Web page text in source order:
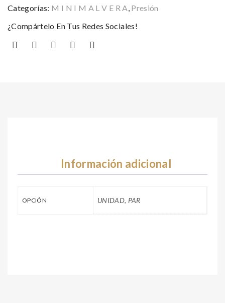
Categorías: M I N I M A L V E R A, Presión
¿Compártelo En Tus Redes Sociales!
Información adicional
OPCIÓN UNIDAD, PAR